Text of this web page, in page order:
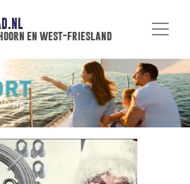
en west-friesland